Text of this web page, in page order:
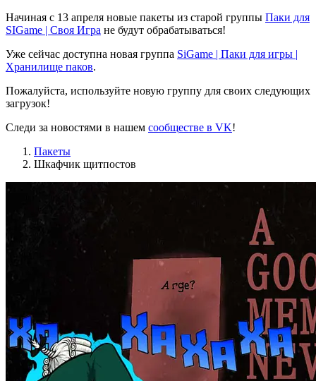
Начиная с 13 апреля новые пакеты из старой группы Паки для
SIGame | Своя Игра не будут обрабатываться!
Уже сейчас доступна новая группа SiGame | Паки для игры |
Хранилище паков.
Пожалуйста, используйте новую группу для своих следующих
загрузок!
Следи за новостями в нашем сообществе в VK!
Пакеты
Шкафчик щитпостов